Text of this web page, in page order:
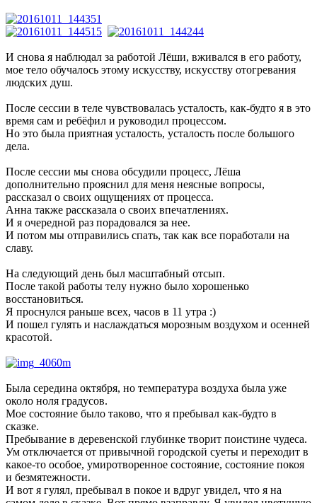
И снова я наблюдал за работой Лёши, вживался в его работу,
мое тело обучалось этому искусству, искусству отогревания
людских душ.
После сессии в теле чувствовалась усталость, как-будто я в это
время сам и ребёфил и руководил процессом.
Но это была приятная усталость, усталость после большого
дела.
После сессии мы снова обсудили процесс, Лёша
дополнительно прояснил для меня неясные вопросы,
рассказал о своих ощущениях от процесса.
Анна также рассказала о своих впечатлениях.
И я очередной раз порадовался за нее.
И потом мы отправились спать, так как все поработали на
славу.
На следующий день был масштабный отсып.
После такой работы телу нужно было хорошенько
восстановиться.
Я проснулся раньше всех, часов в 11 утра :)
И пошел гулять и наслаждаться морозным воздухом и осенней
красотой.
Была середина октября, но температура воздуха была уже
около ноля градусов.
Мое состояние было таково, что я пребывал как-будто в
сказке.
Пребывание в деревенской глубинке творит поистине чудеса.
Ум отключается от привычной городской суеты и переходит в
какое-то особое, умиротворенное состояние, состояние покоя
и безмятежности.
И вот я гулял, пребывал в покое и вдруг увидел, что я на